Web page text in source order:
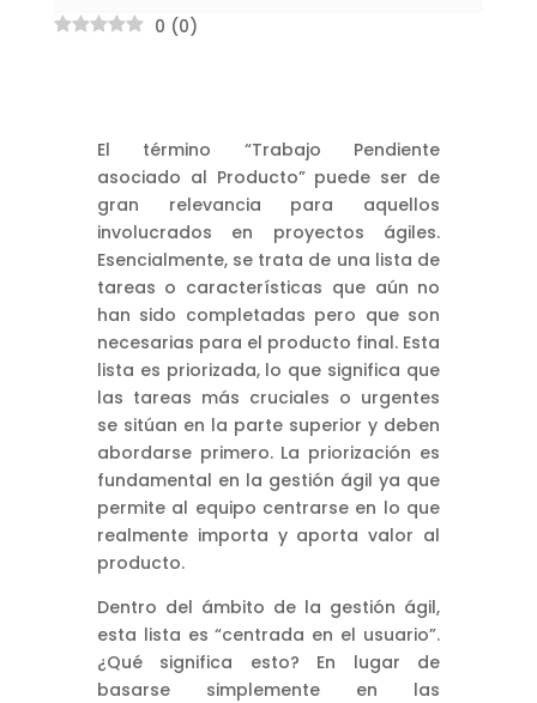
0 (0)
El término “Trabajo Pendiente
asociado al Producto” puede ser de
gran relevancia para aquellos
involucrados en proyectos ágiles.
Esencialmente, se trata de una lista de
tareas o características que aún no
han sido completadas pero que son
necesarias para el producto final. Esta
lista es priorizada, lo que significa que
las tareas más cruciales o urgentes
se sitúan en la parte superior y deben
abordarse primero. La priorización es
fundamental en la gestión ágil ya que
permite al equipo centrarse en lo que
realmente importa y aporta valor al
producto.
Dentro del ámbito de la gestión ágil,
esta lista es “centrada en el usuario”.
¿Qué significa esto? En lugar de
basarse simplemente en las